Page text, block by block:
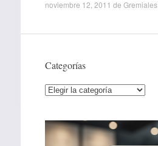
noviembre 12, 2011 de Gremiales.
Categorías
Categorías